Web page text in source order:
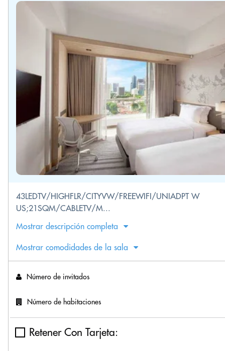
43LEDTV/HIGHFLR/CITYVW/FREEWIFI/UNIADPT W
US;21SQM/CABLETV/M...
Mostrar descripción completa
Mostrar comodidades de la sala
Número de invitados
Número de habitaciones
Retener Con Tarjeta: